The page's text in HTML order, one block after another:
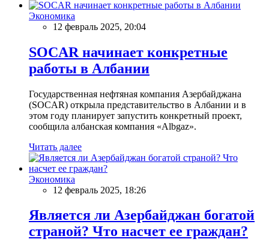
Экономика
12 февраль 2025, 20:04
SOCAR начинает конкретные
работы в Албании
Государственная нефтяная компания Азербайджана
(SOCAR) открыла представительство в Албании и в
этом году планирует запустить конкретный проект,
сообщила албанская компания «Albgaz».
Читать далее
Экономика
12 февраль 2025, 18:26
Является ли Азербайджан богатой
страной? Что насчет ее граждан?